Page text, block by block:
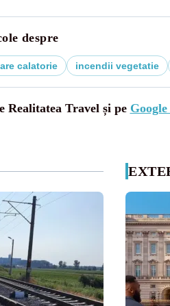
despre
calatorie incendii vegetatie
Realitatea Travel și pe